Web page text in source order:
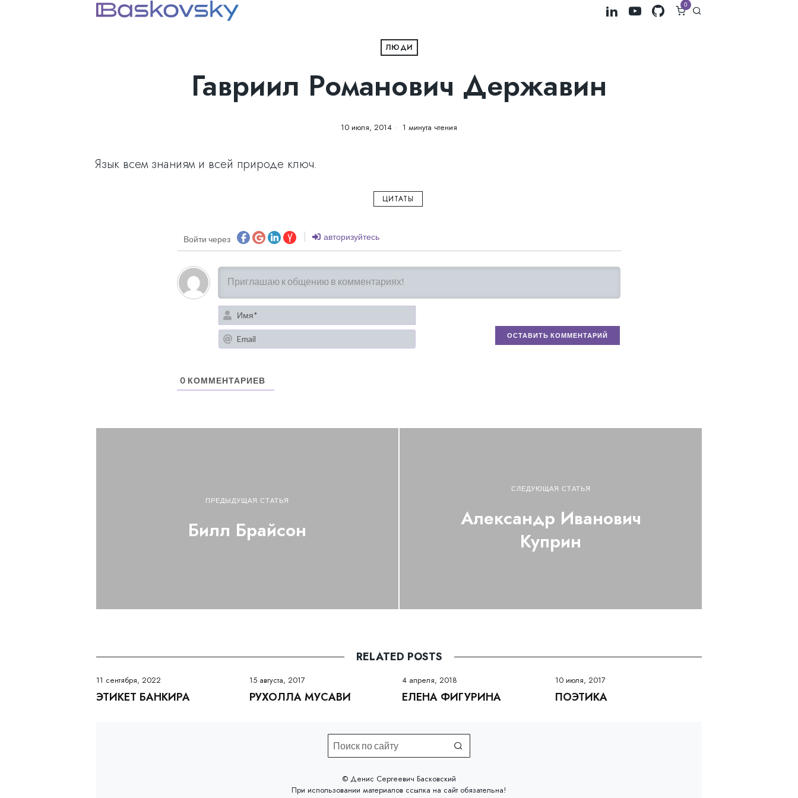
0
ЛЮДИ
Гавриил Романович Державин
10 июля, 2014 1 минута чтения
Язык всем знаниям и всей природе ключ.
ЦИТАТЫ
Войти через авторизуйтесь
Имя*
Email
0 КОММЕНТАРИЕВ
ПРЕДЫДУЩАЯ СТАТЬЯ
Билл Брайсон
СЛЕДУЮЩАЯ СТАТЬЯ
Александр Иванович
Куприн
RELATED POSTS
11 сентября, 2022
ЭТИКЕТ БАНКИРА
15 августа, 2017
РУХОЛЛА МУСАВИ
4 апреля, 2018
ЕЛЕНА ФИГУРИНА
10 июля, 2017
ПОЭТИКА
©️ Денис Сергеевич Басковский
При использовании материалов ссылка на сайтобязательна!